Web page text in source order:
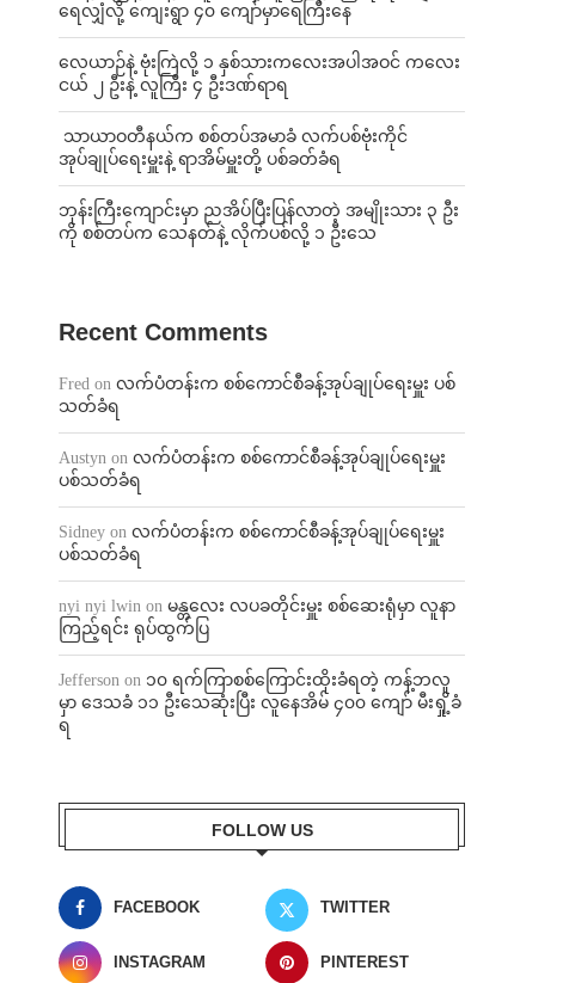
ရေလျှံလို့ ကျေးရွာ ၄၀ ကျော်မှာရေကြီးနေ
⁨လေယာဉ်နဲ့ ဗုံးကြဲလို့ ၁ နှစ်သားကလေးအပါအဝင် ကလေး
ငယ် ၂ ဦးနဲ့ လူကြီး ၄ ဦးဒဏ်ရာရ
⁩ ⁨သာယာဝတီနယ်က စစ်တပ်အမာခံ လက်ပစ်ဗုံးကိုင်
အုပ်ချုပ်ရေးမှူးနဲ့ ရာအိမ်မှူးတို့ ပစ်ခတ်ခံရ
ဘုန်းကြီးကျောင်းမှာ ညအိပ်ပြီးပြန်လာတဲ့ အမျိုးသား ၃ ဦး
ကို စစ်တပ်က သေနတ်နဲ့ လိုက်ပစ်လို့ ၁ ဦးသေ
Recent Comments
Fred on လက်ပံတန်းက စစ်ကောင်စီခန့်အုပ်ချုပ်ရေးမှူး ပစ်
သတ်ခံရ
Austyn on လက်ပံတန်းက စစ်ကောင်စီခန့်အုပ်ချုပ်ရေးမှူး
ပစ်သတ်ခံရ
Sidney on လက်ပံတန်းက စစ်ကောင်စီခန့်အုပ်ချုပ်ရေးမှူး
ပစ်သတ်ခံရ
nyi nyi lwin on မန္တလေး လပခတိုင်းမှူး စစ်ဆေးရုံမှာ လူနာ
ကြည့်ရင်း ရုပ်ထွက်ပြ
Jefferson on ၁၀ ရက်ကြာစစ်ကြောင်းထိုးခံရတဲ့ ကန့်ဘလူ
မှာ ဒေသခံ ၁၁ ဦးသေဆုံးပြီး လူနေအိမ် ၄၀၀ ကျော် မီးရှို့ခံ
ရ
FOLLOW US
FACEBOOK TWITTER
INSTAGRAM PINTEREST